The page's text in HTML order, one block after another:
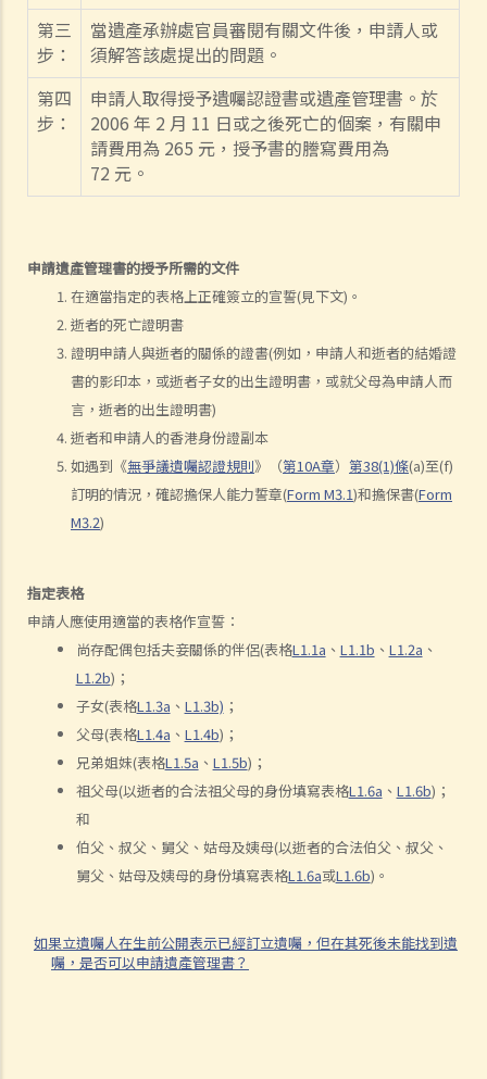
第三
步：
當遺產承辦處官員審閱有關文件後，申請人或
須解答該處提出的問題。
第四
步：
申請人取得授予遺囑認證書或遺產管理書。於
2006 年 2 月 11 日或之後死亡的個案，有關申
請費用為 265 元，授予書的謄寫費用為
72 元。
申請遺產管理書的授予所需的文件
在適當指定的表格上正確簽立的宣誓(見下文)。
逝者的死亡證明書
證明申請人與逝者的關係的證書(例如，申請人和逝者的結婚證
書的影印本，或逝者子女的出生證明書，或就父母為申請人而
言，逝者的出生證明書)
逝者和申請人的香港身份證副本
如遇到《無爭議遺囑認證規則》（第10A章） 第38(1)條(a)至(f)
訂明的情況，確認擔保人能力誓章(Form M3.1)和擔保書(Form
M3.2)
指定表格
申請人應使用適當的表格作宣誓：
尚存配偶包括夫妾關係的伴侶(表格L1.1a 、 L1.1b 、 L1.2a 、
L1.2b)；
子女(表格L1.3a 、 L1.3b) ；
父母(表格L1.4a 、 L1.4b)；
兄弟姐妹(表格L1.5a 、 L1.5b)；
祖父母(以逝者的合法祖父母的身份填寫表格L1.6a 、 L1.6b)；
和
伯父、叔父、舅父、姑母及姨母(以逝者的合法伯父、叔父、
舅父、姑母及姨母的身份填寫表格L1.6a或L1.6b)。
如果立遺囑人在生前公開表示已經訂立遺囑，但在其死後未能找到遺
囑，是否可以申請遺產管理書？
5. 抗辯書
6. 證明書（收費安排）
7. 屬實申述
8. 委託專家擬備報告的守則
9. 核對表評檢及案件管理問卷
10. 案件管理會議
11. 審訊前的覆核
就人身傷害提出申索，會取得多少賠償？
涉及非致命意外的申索
若我因人身傷害提出申索，可否申請法律援助？
法律援助
法律援助輔助計劃
香港律師會大埔火災緊急免費法律諮詢熱線
切勿尋求索償代理協助處理申索
逝者家屬
我的家人在意外中身亡。我可否代表死者展開人身傷亡訴訟？在控告犯
損害賠償陳述書
涉及致命意外的申索
死因裁判法庭有甚麼作用？
火災中受傷的僱員
因工受傷以及有關補償
賠償責任
怎樣才算是因工及在僱用期間遭遇意外（簡稱工傷意外）？
在甚麼情況下，僱主不需要為其僱員的工傷負上賠償責任？
償？